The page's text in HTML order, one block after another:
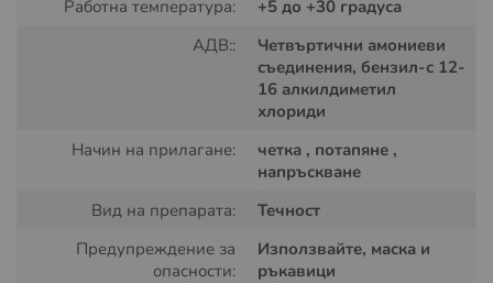
използвате концентрат, който се разрежда с вода той
се предлага в две опаковки
1 кг за малки площии5 кг
Работна температура:
+5 до +30 градуса
АДВ::
Четвъртични амониеви
съединения, бензил-с 12-
16 алкилдиметил
хлориди
Начин на прилагане:
четка , потапяне ,
напръскване
Вид на препарата:
Течност
Предупреждение за
опасности:
Използвайте, маска и
ръкавици